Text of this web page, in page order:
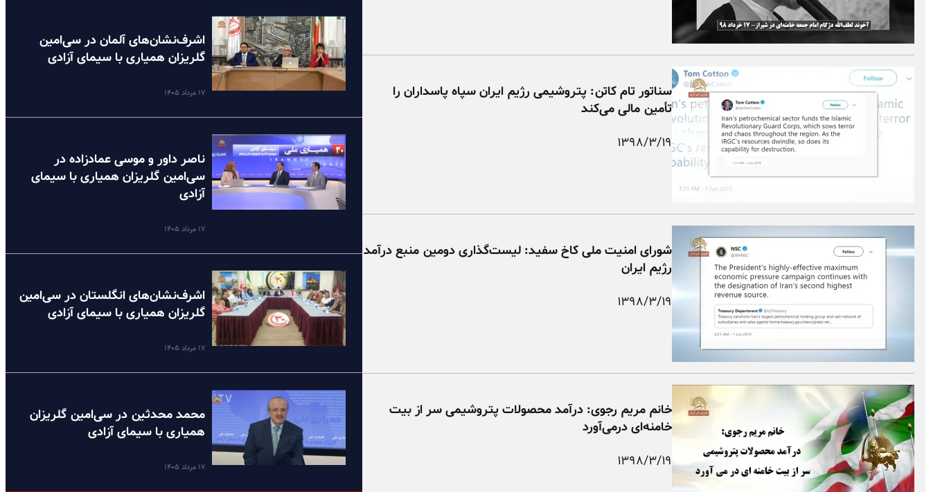
سناتور تام کاتن: پتروشیمی رژیم ایران سپاه پاسداران را
تأمین مالی می‌کند
۱۳۹۸/۳/۱۹
شورای امنیت ملی کاخ سفید: لیست‌گذاری دومین منبع درآمد
رژیم ایران
۱۳۹۸/۳/۱۹
خانم مریم رجوی: درآمد محصولات پتروشیمی سر از بیت
خامنه‌ای درمی‌آورد
۱۳۹۸/۳/۱۹
اشرف‌نشان‌های آلمان در سی‌امین
گلریزان همیاری با سیمای آزادی
۱۷ مرداد ۱۴۰۵
ناصر داور و موسی عمادزاده در
سی‌امین گلریزان همیاری با سیمای
آزادی
۱۷ مرداد ۱۴۰۵
اشرف‌نشان‌های انگلستان در سی‌امین
گلریزان همیاری با سیمای آزادی
۱۷ مرداد ۱۴۰۵
محمد محدثین در سی‌امین گلریزان
همیاری با سیمای آزادی
۱۷ مرداد ۱۴۰۵